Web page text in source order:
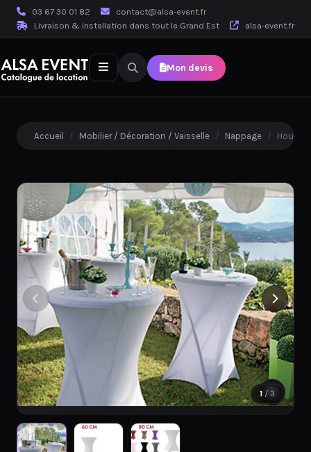
03 67 30 01 82
contact@alsa-event.fr
Livraison & installation dans tout le Grand Est
alsa-event.fr
Mon devis
Accueil / Mobilier / Décoration / Vaisselle / Nappage /
1 / 3